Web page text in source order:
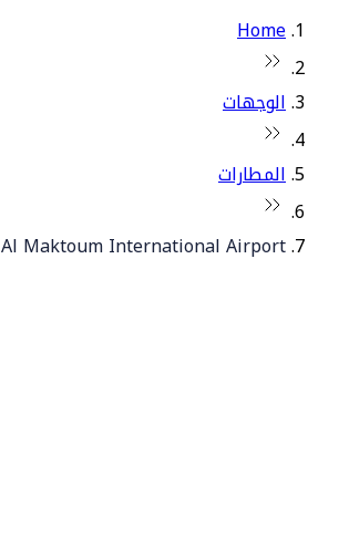
Home
الوجهات
المطارات
Al Maktoum International Airport